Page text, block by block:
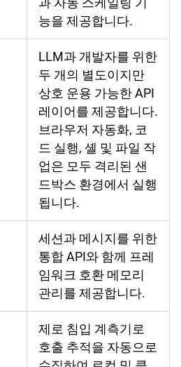
능을 제공합니다.
LLM과 개발자를 위한
두 개의 별도이지만
상호 운용 가능한 API
레이어를 제공합니다.
브라우저 자동화, 코
드 실행, 셸 및 파일 작
업은 모두 격리된 샌
드박스 환경에서 실행
됩니다.
세션과 메시지를 위한
통합 API와 함께 프레
임워크 호환 메모리
관리를 제공합니다.
제로 침입 계측기로
호출 추적을 자동으로